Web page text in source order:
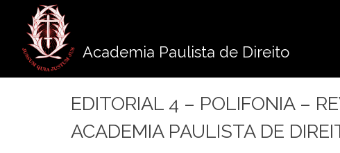
conteúdo
Academia Paulista de Direito
EDITORIAL 4 – POLIFONIA –
ACADEMIA PAULISTA DE